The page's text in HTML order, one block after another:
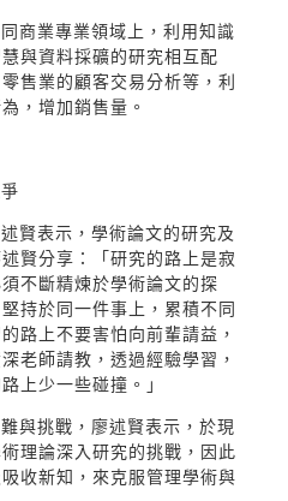
商業專業領域上，利用知識
與資料採礦的研究相互配
售業的顧客交易分析等，利
，增加銷售量。
賢表示，學術論文的研究及
賢分享：「研究的路上是寂
不斷精煉於學術論文的探
持於同一件事上，累積不同
路上不要害怕向前輩請益，
老師請教，透過經驗學習，
上少一些碰撞。」
與挑戰，廖述賢表示，於現
理論深入研究的挑戰，因此
收新知，來克服管理學術與